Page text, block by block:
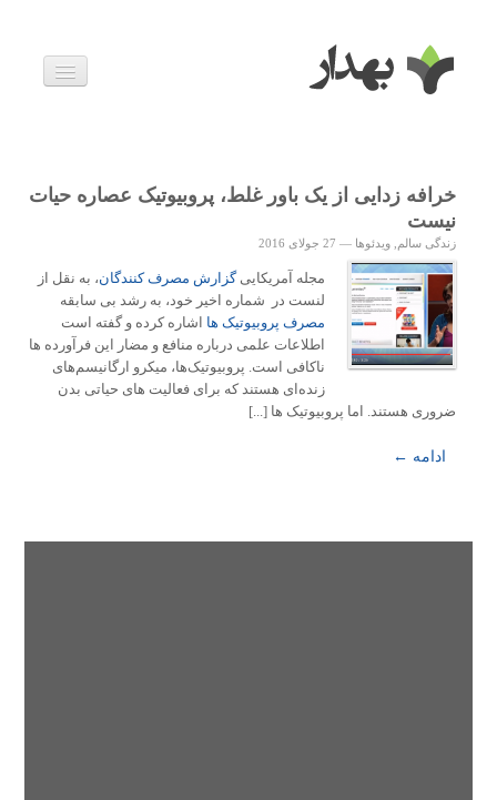
زندگی سالم
خانواده و بارداری
درباره ما
خرافه زدایی از یک باور غلط، پروبیوتیک عصاره حیات
نیست
زندگی سالم ویدئوها — 27 جولای 2016
مجله آمریکاییگزارش مصرف کنندگان، به نقل از
لنست در شماره اخیر خود، به رشد بی سابقه
مصرف پروبیوتیک ها اشاره کرده و گفته است
اطلاعات علمی درباره منافع و مضار این فرآورده ها
ناکافی است. پروبیوتیک‌ها، میکرو ارگانیسم‌های
زنده‌ای هستند که برای فعالیت های حیاتی بدن
ضروری هستند. اما پروبیوتیک ها [...]
ادامه ←